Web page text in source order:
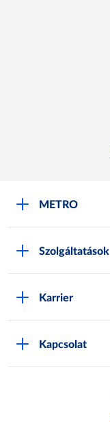
METRO
Szolgáltatások
Karrier
Kapcsolat